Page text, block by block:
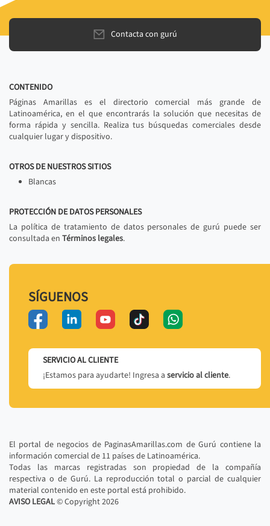
Contacta con gurú
CONTENIDO
Páginas Amarillas es el directorio comercial más grande de
Latinoamérica, en el que encontrarás la solución que necesitas de
forma rápida y sencilla. Realiza tus búsquedas comerciales desde
cualquier lugar y dispositivo.
OTROS DE NUESTROS SITIOS
Blancas
PROTECCIÓN DE DATOS PERSONALES
La política de tratamiento de datos personales de gurú puede ser
consultada en Términos legales.
SÍGUENOS
SERVICIO AL CLIENTE
¡Estamos para ayudarte! Ingresa a servicio al cliente.
El portal de negocios de PaginasAmarillas.com de Gurú contiene la
información comercial de 11 países de Latinoamérica.
Todas las marcas registradas son propiedad de la compañía
respectiva o de Gurú. La reproducción total o parcial de cualquier
material contenido en este portal está prohibido.
AVISO LEGAL© Copyright2026